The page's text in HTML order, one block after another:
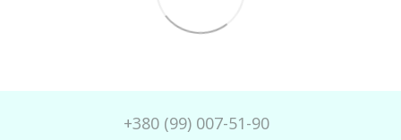
+380 (99) 007-51-90